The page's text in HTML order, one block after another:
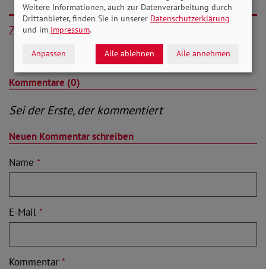
Zurück
Kommentare (0)
Sei der Erste, der kommentiert
Neuen Kommentar schreiben
Name *
E-Mail *
Kommentar *
Weitere Informationen, auch zur Datenverarbeitung durch
Drittanbieter, finden Sie in unserer Datenschutzerklärung
und im Impressum.
Anpassen Alle ablehnen Alle annehmen